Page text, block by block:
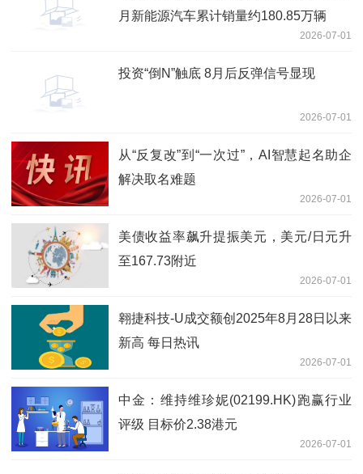
月新能源汽车累计销量约180.85万辆
2026-07-01
投资“倒N”触底 8月后反弹信号显现
2026-07-01
从“反复改”到“一次过”，AI智慧起名助企
解决取名难题
2026-07-01
美债收益率飙升提振美元，美元/日元升
至167.73附近
2026-07-01
翱捷科技-U成交额创2025年8月28日以来
新高 每日热讯
2026-07-01
中金：维持维珍妮(02199.HK)跑赢行业
评级 目标价2.38港元
2026-07-01